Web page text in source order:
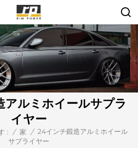
アルミホイールサプラ
イヤー
: / 家 / 24インチ鍛造アルミホイール
サプライヤー